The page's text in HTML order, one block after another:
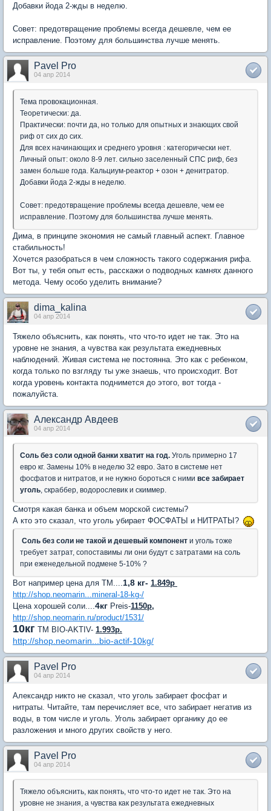
Добавки йода 2-жды в неделю.
Совет: предотвращение проблемы всегда дешевле, чем ее
исправление. Поэтому для большинства лучше менять.
Pavel Pro
04 апр 2014
Тема провокационная.
Теоретически: да.
Практически: почти да, но только для опытных и знающих свой
риф от сих до сих.
Для всех начинающих и среднего уровня : категорически нет.
Личный опыт: около 8-9 лет. сильно заселенный СПС риф, без
замен больше года. Кальциум-реактор + озон + денитратор.
Добавки йода 2-жды в неделю.
Совет: предотвращение проблемы всегда дешевле, чем ее
исправление. Поэтому для большинства лучше менять.
Дима, в принципе экономия не самый главный аспект. Главное
стабильность!
Хочется разобраться в чем сложность такого содержания рифа.
Вот ты, у тебя опыт есть, расскажи о подводных камнях данного
метода. Чему особо уделить внимание?
dima_kalina
04 апр 2014
Тяжело объяснить, как понять, что что-то идет не так. Это на
уровне не знания, а чувства как результата ежедневных
наблюдений. Живая система не постоянна. Это как с ребенком,
когда только по взгляду ты уже знаешь, что происходит. Вот
когда уровень контакта поднимется до этого, вот тогда -
пожалуйста.
Александр Авдеев
04 апр 2014
Соль без соли одной банки хватит на год. Уголь примерно 17
евро кг. Замены 10% в неделю 32 евро. Зато в системе нет
фосфатов и нитратов, и не нужно бороться с ними все забирает
уголь, скраббер, водорослевик и скиммер.
Смотря какая банка и объем морской системы?
А кто это сказал, что уголь убирает ФОСФАТЫ и НИТРАТЫ?
Соль без соли не такой и дешевый компонент и уголь тоже
требует затрат, сопоставимы ли они будут с затратами на соль
при еженедельной подмене 5-10% ?
Вот например цена для ТМ... 1,8 кг- 1.849р
http://shop.neomarin...mineral-18-kg-/
Цена хорошей соли... 4кг Preis-1150р,
http://shop.neomarin.ru/product/1531/
10кг ТМ BIO-AKTIV- 1.993р.
http://shop.neomarin...bio-actif-10kg/
Pavel Pro
04 апр 2014
Александр никто не сказал, что уголь забирает фосфат и
нитраты. Читайте, там перечисляет все, что забирает негатив из
воды, в том числе и уголь. Уголь забирает органику до ее
разложения и много других свойств у него.
Pavel Pro
04 апр 2014
Тяжело объяснить, как понять, что что-то идет не так. Это на
уровне не знания, а чувства как результата ежедневных